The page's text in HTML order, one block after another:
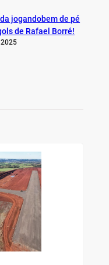
jogandobem de pé
de Rafael Borré!